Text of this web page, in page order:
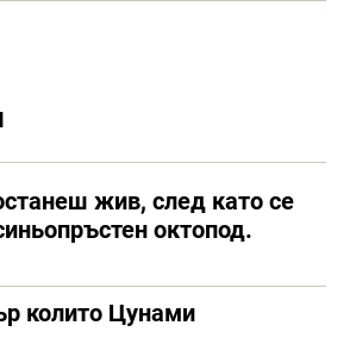
жив, след като се
октопод.
колито Цунами